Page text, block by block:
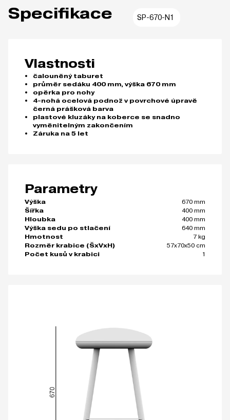
Specifikace SP-670-N1
Vlastnosti
čalouněný taburet
průměr sedáku 400 mm, výška 670 mm
opěrka pro nohy
4-nohá ocelová podnož v povrchové úpravě
černá prášková barva
plastové kluzáky na koberce se snadno
vyměnitelným zakončením
Záruka na 5 let
Parametry
Výška
670 mm
Šířka
400 mm
Hloubka
400 mm
Výška sedu po stlačení
640 mm
Hmotnost
7 kg
Rozměr krabice (ŠxVxH)
57x70x50 cm
Počet kusů v krabici
1